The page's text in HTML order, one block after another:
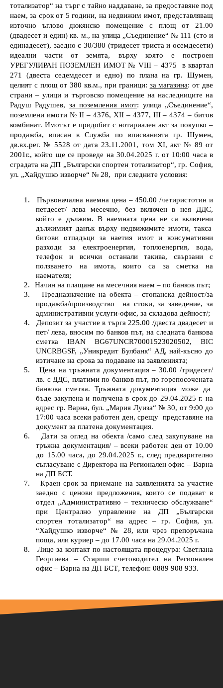
тотализатор“ на търг с тайно наддаване, за предоставяне под
наем, за срок от 5 години, на недвижим имот, представляващ
източно ъглово дюкянско помещение с площ от 21.00
(двадесет и един) кв. м., на улица „Съединение“ № 111 (сто и
единадесет), заедно с 30/380 (тридесет триста и осемдесети)
идеални части от земята, върху която е построен
УРЕГУЛИРАН ПОЗЕМЛЕН ИМОТ № VIII – 4375
в квартал
271 (двеста седемдесет и едно) по плана на гр. Шумен,
целият с площ от 380 кв.м., при граници: за магазина: от две
страни – улици и търговско помещение на наследниците на
Радуш Радушев, за поземления имот: улица „Съединение“,
поземлени имоти № II – 4376, XII – 4377, III – 4374 – битов
комбинат. Имотът е придобит с нотариален акт за покупко –
продажба, вписан в Служба по вписванията гр. Шумен,
дв.вх.рег. № 5528 от дата 23.11.2001, том XI, акт № 89 от
2001г.,който ще се проведе на30.04.2025 г. от 10:00 часа в
сградата на ДП „Български спортен тотализатор“, гр. София,
ул. „Хайдушко изворче“ № 28, при следните условия:
1. Първоначална наемна цена – 450.00 /четиристотин и
петдесет/ лева месечно, без включен в нея ДДС,
който е дължим. В наемната цена не са включени
дължимият данък върху недвижимите имоти, такса
битови отпадъци за наетия имот и консумативни
разходи за електроенергия, топлоенергия, вода,
телефон и всички останали такива, свързани с
ползването на имота, които са за сметка на
наемателя;
2.
Начин на плащане на месечния наем – по банков път;
3.
Предназначение на обекта – стопанска дейност/за
продажба/производство
на стоки, за заведение, за
административни услуги-офис, за складова дейност/;
4.
Депозит за участие в търга 225.00 /двеста двадесет и
пет/ лева, вносим по банков път, на следната банкова
сметкаIBANBG67UNCR70001523020502, BIC
UNCRBGSF, „Уникредит Булбанк“ АД, най-късно до
изтичане на срока за подаване на заявленията;
5.
Цена на тръжната документация – 30.00 /тридесет/
лв. с ДДС, платими по банков път, по горепосоченатa
банкова сметка. Тръжната документация може да
бъде закупена и получена в срок до 29.04.2025 г. на
адрес гр. Варна, бул. „Мария Луиза“ № 30, от 9:00 до
17:00 часа всеки работен ден, срещу представяне на
документ за платена документация.
6.
Дати за оглед на обекта /само след закупуване на
тръжна документация/ – всеки работен ден от 10.00
до 15.00 часа, до 29.04.2025 г., след предварително
съгласуване с Директора на Регионален офис – Варна
на ДП БСТ.
7.
Краен срок за приемане на заявленията за участие
заедно с ценови предложения, които се подават в
отдел „Административно – техническо обслужване“
при Централно управление на ДП „Български
спортен тотализатор“ на адрес – гр. София, ул.
“Хайдушко изворче“ № 28, или чрез препоръчана
поща, или куриер – до 17.00 часа на 29.04.2025 г.
8.
Лице за контакт по настоящата процедура: Светлана
Георгиева –Старши счетоводител наРегионален
офис – Варнана ДП БСТ, телефон: 0889 908 933.